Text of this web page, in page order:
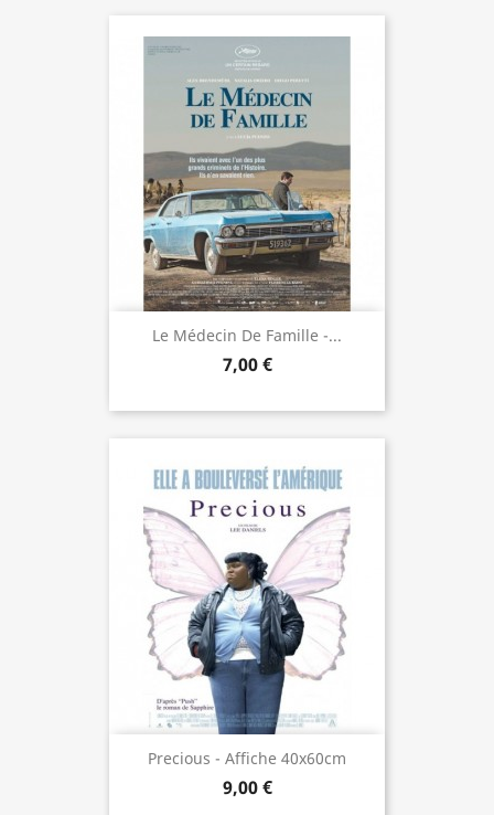
Le Médecin De Famille -...
7,00 €
Precious - Affiche 40x60cm
9,00 €